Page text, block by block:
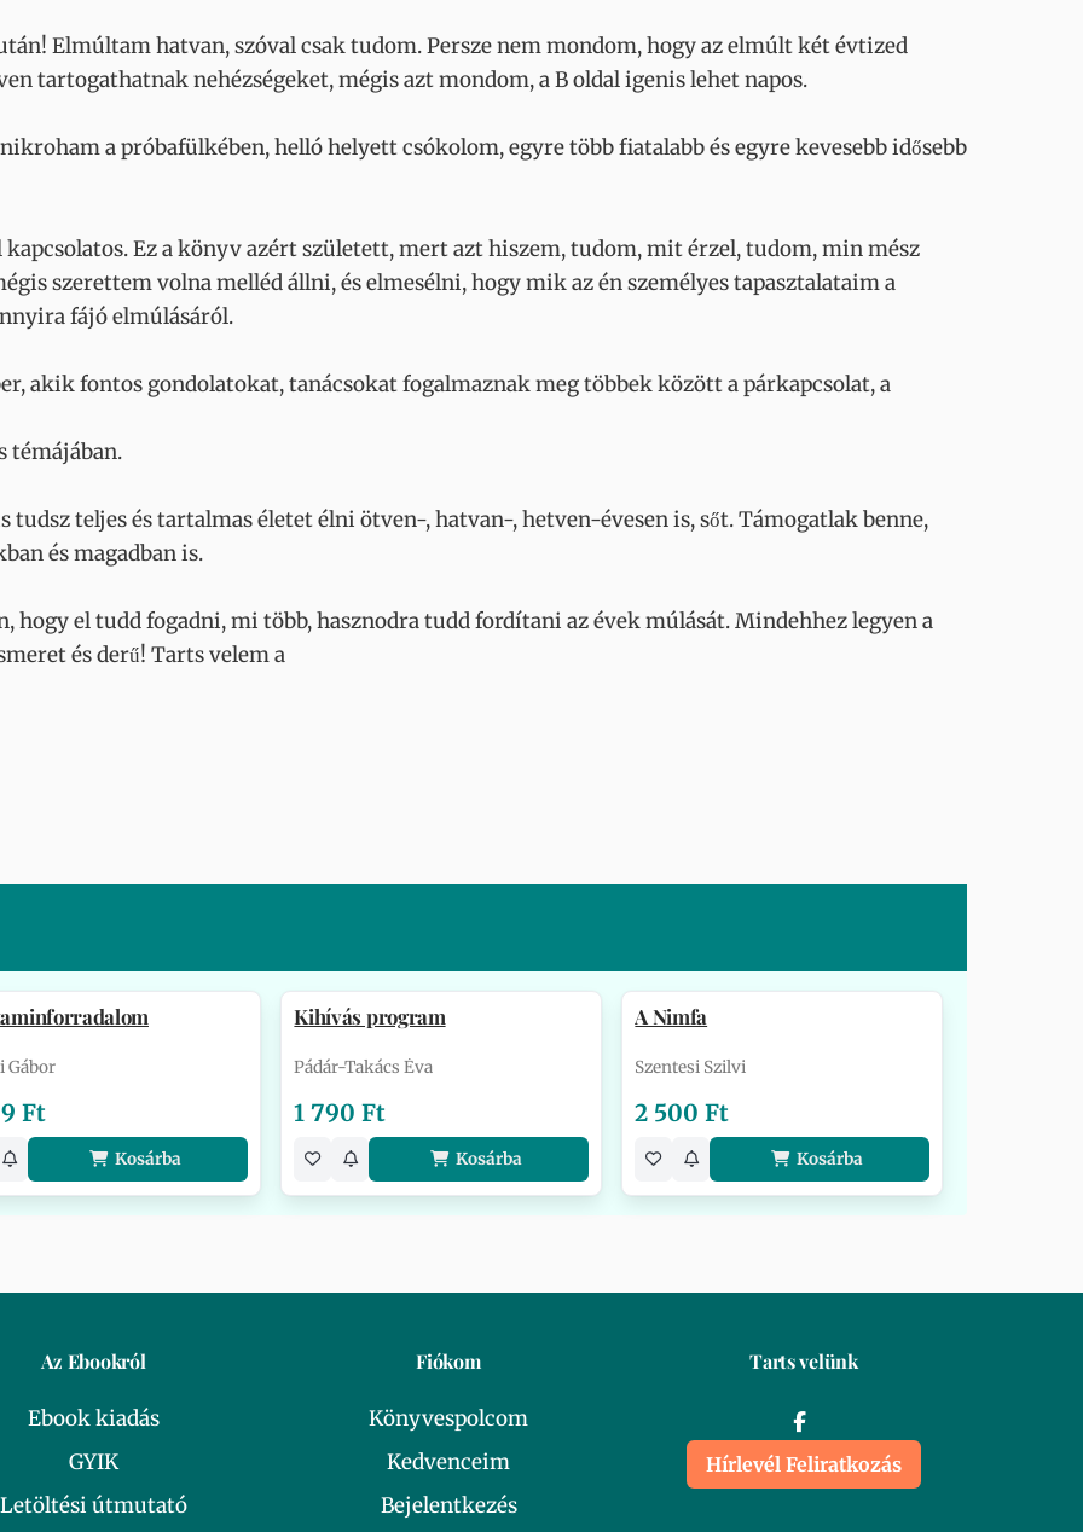
Elmúltam hatvan, szóval csak tudom. Persze nem mondom, hogy az elmúlt két évtized
tartogathatnak nehézségeket, mégis azt mondom, a B oldal igenis lehet napos.
a próbafülkében, helló helyett csókolom, egyre több fiatalabb és egyre kevesebb idősebb
kapcsolatos. Ez a könyv azért született, mert azt hiszem, tudom, mit érzel, tudom, min mész
szerettem volna melléd állni, és elmesélni, hogy mik az én személyes tapasztalataim a
fájó elmúlásáról.
akik fontos gondolatokat, tanácsokat fogalmaznak meg többek között a párkapcsolat, a
témájában.
teljes és tartalmas életet élni ötven-, hatvan-, hetven-évesen is, sőt. Támogatlak benne,
és magadban is.
hogy el tudd fogadni, mi több, hasznodra tudd fordítani az évek múlását. Mindehhez legyen a
és derű! Tarts velem a
Gábor
Ft
Kosárba
Kihívás program
Pádár-Takács Éva
1 790 Ft
Kosárba
A Nimfa
Szentesi Szilvi
2 500 Ft
Kosárba
Az Ebookról
Ebook kiadás
GYIK
Letöltési útmutató
Fiókom
Könyvespolcom
Kedvenceim
Bejelentkezés
Tarts velünk
Hírlevél Feliratkozás